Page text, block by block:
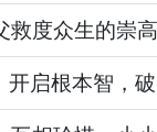
救度众生的
开启根本智，